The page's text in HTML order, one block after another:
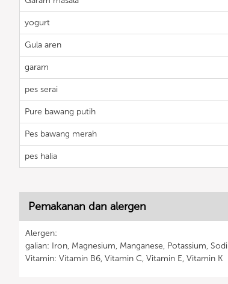
yogurt
Gula aren
garam
pes serai
Pure bawang putih
Pes bawang merah
pes halia
Pemakanan dan alergen
Alergen:
galian: Iron, Magnesium, Manganese, Potassium,
Vitamin: Vitamin B6, Vitamin C, Vitamin E, Vitamin K